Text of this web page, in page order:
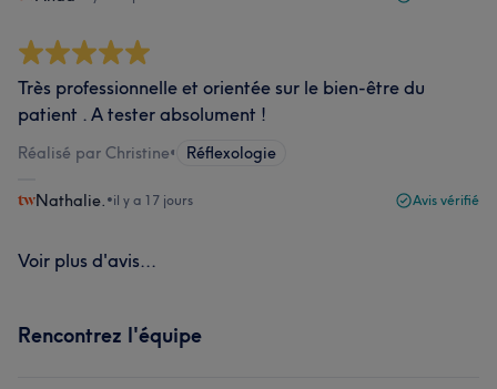
Très professionnelle et orientée sur le bien-être du
patient . A tester absolument !
Réalisé par Christine• Réflexologie
Nathalie. •il y a 17 jours Avis vérifié
Voir plus d'avis...
Rencontrez l'équipe